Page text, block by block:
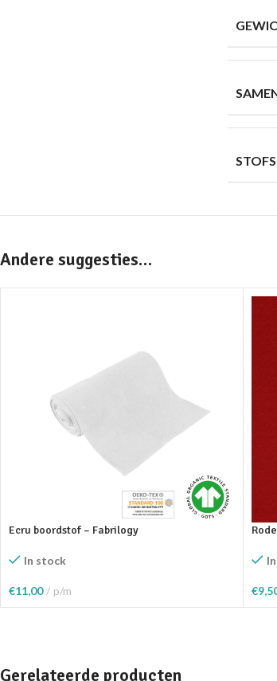
Andere suggesties…
Ecru boordstof – Fabrilogy
In stock
€11,00 p/m
Toevoegen Aan Winkelwagen
€
Gerelateerde producten